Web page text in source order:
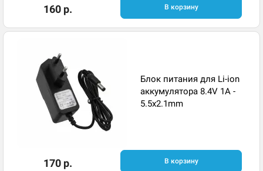
160 р. В корзину
Блок питания для Li-ion
аккумулятора 8.4V 1A -
5.5x2.1mm
170 р. В корзину